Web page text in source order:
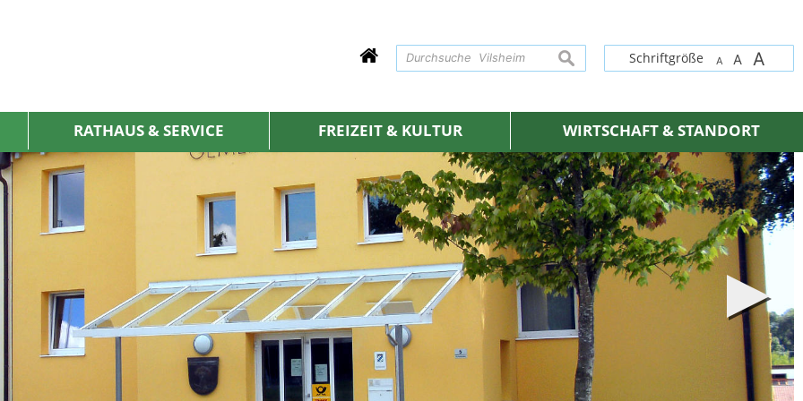
Schriftgröße A A A
suchen
RATHAUS & SERVICE FREIZEIT & KULTUR WIRTSCHAFT & STANDORT